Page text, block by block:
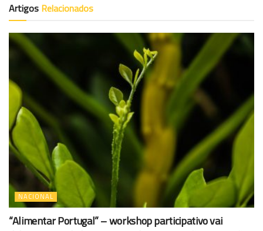
Artigos Relacionados
NACIONAL
“Alimentar Portugal” – workshop participativo vai